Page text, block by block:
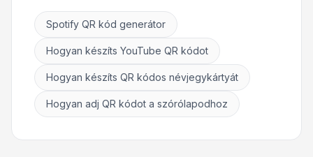
Spotify QR kód generátor
Hogyan készíts YouTube QR kódot
Hogyan készíts QR kódos névjegykártyát
Hogyan adj QR kódot a szórólapodhoz